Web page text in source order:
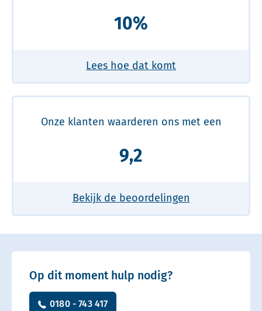
10%
Lees hoe dat komt
Onze klanten waarderen ons met een
9,2
Bekijk de beoordelingen
Op dit moment hulp nodig?
0180 - 743 417